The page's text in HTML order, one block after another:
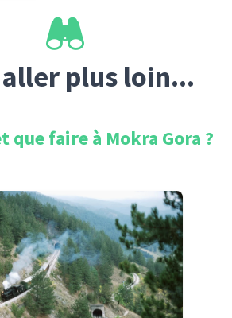
plus loin...
que faire à Mokra Gora ?